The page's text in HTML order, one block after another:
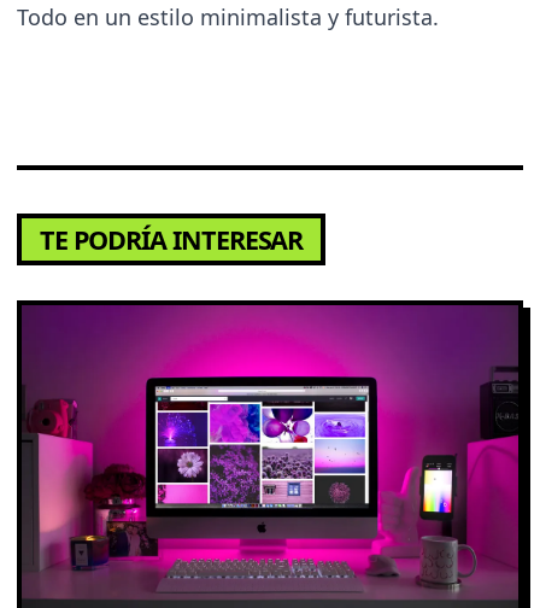
Todo en un estilo minimalista y futurista.
TE PODRÍA INTERESAR